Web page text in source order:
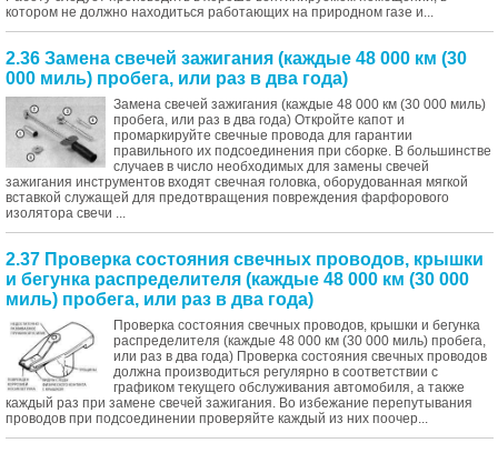
котором не должно находиться работающих на природном газе и...
2.36 Замена свечей зажигания (каждые 48 000 км (30
000 миль) пробега, или раз в два года)
Замена свечей зажигания (каждые 48 000 км (30 000 миль)
пробега, или раз в два года) Откройте капот и
промаркируйте свечные провода для гарантии
правильного их подсоединения при сборке. В большинстве
случаев в число необходимых для замены свечей
зажигания инструментов входят свечная головка, оборудованная мягкой
вставкой служащей для предотвращения повреждения фарфорового
изолятора свечи ...
2.37 Проверка состояния свечных проводов, крышки
и бегунка распределителя (каждые 48 000 км (30 000
миль) пробега, или раз в два года)
Проверка состояния свечных проводов, крышки и бегунка
распределителя (каждые 48 000 км (30 000 миль) пробега,
или раз в два года) Проверка состояния свечных проводов
должна производиться регулярно в соответствии с
графиком текущего обслуживания автомобиля, а также
каждый раз при замене свечей зажигания. Во избежание перепутывания
проводов при подсоединении проверяйте каждый из них поочер...